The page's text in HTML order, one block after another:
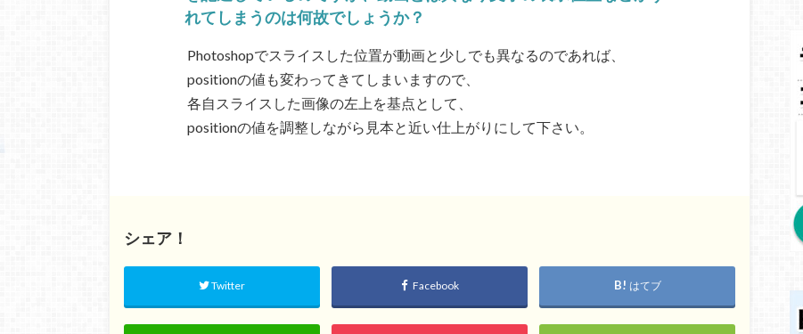
れてしまうのは何故でしょうか？
Photoshopでスライスした位置が動画と少しでも異なるのであれば、
positionの値も変わってきてしまいますので、
各自スライスした画像の左上を基点として、
positionの値を調整しながら見本と近い仕上がりにして下さい。
シェア！
Twitter Facebook はてブ